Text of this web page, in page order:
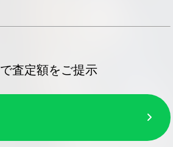
で査定額をご提示